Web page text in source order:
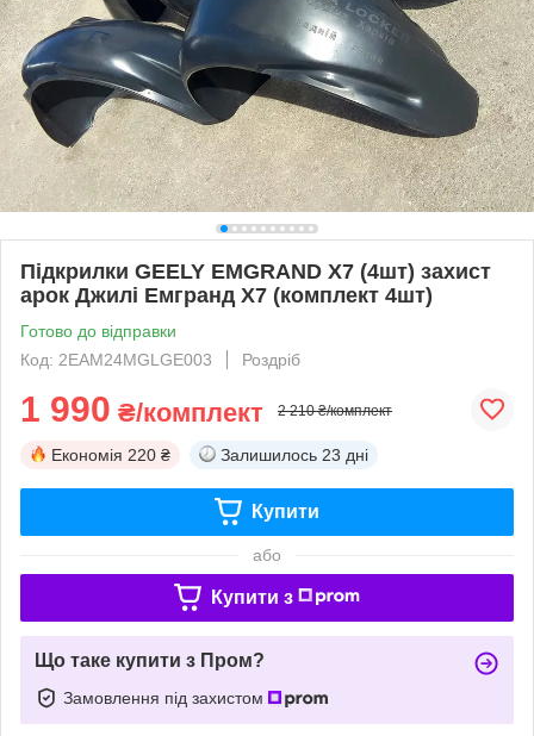
Підкрилки GEELY EMGRAND X7 (4шт) захист
арок Джилі Емгранд Х7 (комплект 4шт)
Готово до відправки
Код: 2EAM24MGLGE003
Роздріб
1 990 ₴/комплект 2 210 ₴/комплект
Економія 220 ₴ Залишилось 23 дні
Купити
або
Купити з
Що таке купити з Пром?
Замовлення під захистом